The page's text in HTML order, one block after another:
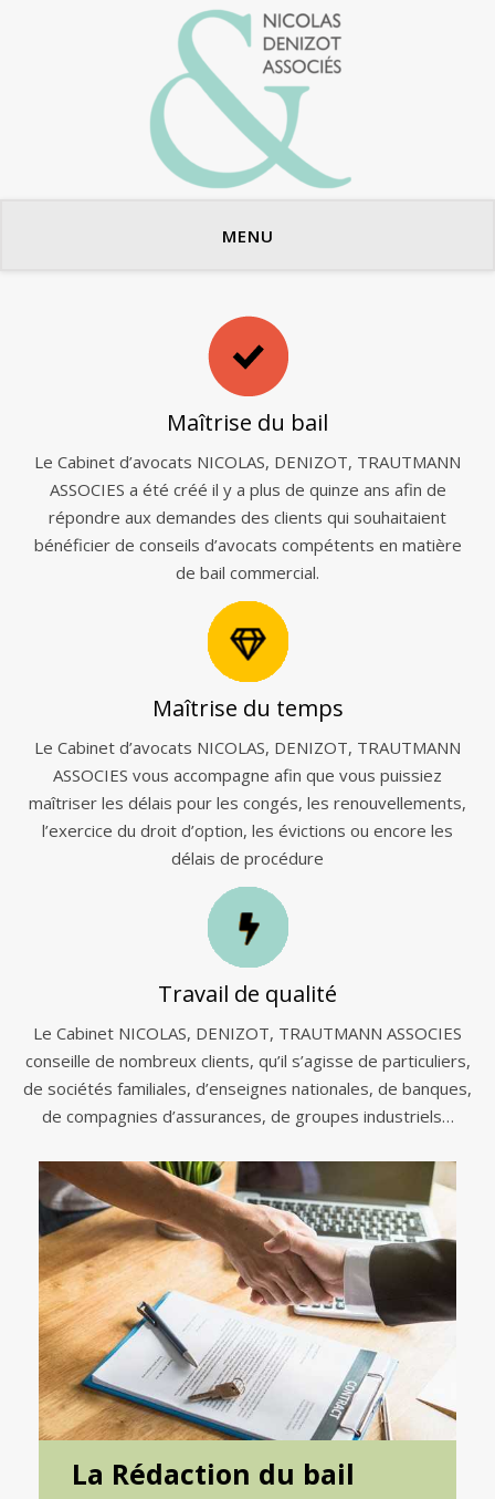
MENU
Maîtrise du bail
Le Cabinet d’avocats NICOLAS, DENIZOT, TRAUTMANN
ASSOCIES a été créé il y a plus de quinze ans afin de
répondre aux demandes des clients qui souhaitaient
bénéficier de conseils d’avocats compétents en matière
de bail commercial.
Maîtrise du temps
Le Cabinet d’avocats NICOLAS, DENIZOT, TRAUTMANN
ASSOCIES vous accompagne afin que vous puissiez
maîtriser les délais pour les congés, les renouvellements,
l’exercice du droit d’option, les évictions ou encore les
délais de procédure
Travail de qualité
Le Cabinet NICOLAS, DENIZOT, TRAUTMANN ASSOCIES
conseille de nombreux clients, qu’il s’agisse de particuliers,
de sociétés familiales, d’enseignes nationales, de banques,
de compagnies d’assurances, de groupes industriels…
La Rédaction du bail